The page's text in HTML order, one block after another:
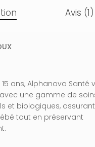
Avis (1)
ans, Alphanova Santé
une gamme de
et biologiques,
tout en préservant